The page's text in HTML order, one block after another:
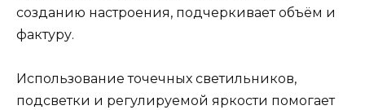
созданию настроения, подчеркивает объём и
фактуру.
Использование точечных светильников,
подсветки и регулируемой яркости помогает